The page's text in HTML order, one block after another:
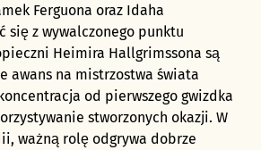
Ferguona oraz Idaha
się z wywalczonego punktu
Heimira Hallgrimssona są
awans na mistrzostwa świata
od pierwszego gwizdka
stworzonych okazji. W
ważną rolę odgrywa dobrze